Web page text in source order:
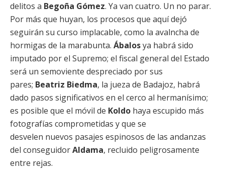
delitos a Begoña Gómez. Ya van cuatro. Un no parar.
Por más que huyan, los procesos que aquí dejó
seguirán su curso implacable, como la avalncha de
hormigas de la marabunta. Ábalosya habrá sido
imputado por el Supremo; el fiscal general del Estado
será un semoviente despreciado por sus
pares; Beatriz Biedma, la jueza de Badajoz, habrá
dado pasos significativos en el cerco al hermanísimo;
es posible que el móvil de Koldo haya escupido más
fotografías comprometidas y que se
desvelen nuevos pasajes espinosos de las andanzas
del conseguidorAldama, recluido peligrosamente
entre rejas.